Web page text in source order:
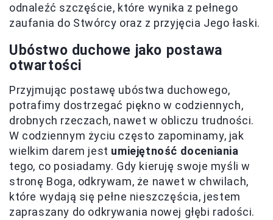
odnaleźć szczęście, które wynika z pełnego
zaufania do Stwórcy oraz z przyjęcia Jego łaski.
Ubóstwo duchowe jako postawa
otwartości
Przyjmując postawę ubóstwa duchowego,
potrafimy dostrzegać piękno w codziennych,
drobnych rzeczach, nawet w obliczu trudności.
W codziennym życiu często zapominamy, jak
wielkim darem jest umiejętność doceniania
tego, co posiadamy. Gdy kieruję swoje myśli w
stronę Boga, odkrywam, że nawet w chwilach,
które wydają się pełne nieszczęścia, jestem
zapraszany do odkrywania nowej głębi radości.